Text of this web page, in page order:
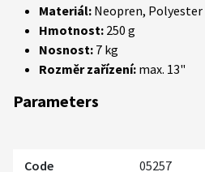
Materiál: Neopren, Polyester
Hmotnost: 250 g
Nosnost: 7 kg
Rozměr zařízení: max. 13"
Parameters
Code
05257